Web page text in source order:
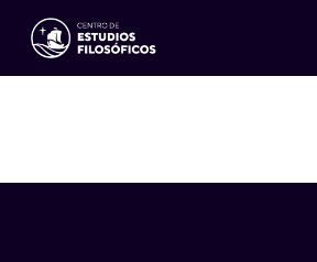
Eventos